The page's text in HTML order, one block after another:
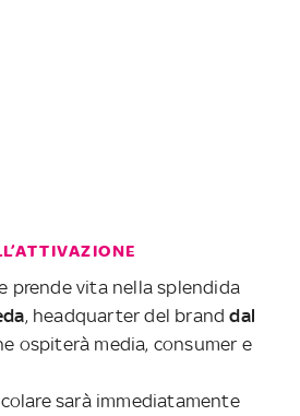
prende vita nella splendida
, headquarter del branddal
ospiterà media, consumer e
sarà immediatamente